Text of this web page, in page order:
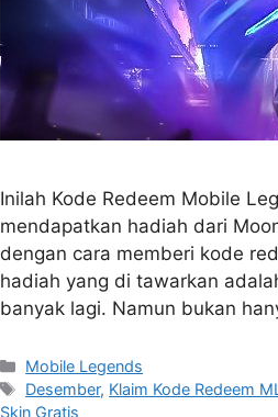
Inilah Kode Redeem Mobile
mendapatkan hadiah dari
dengan cara memberi kode
hadiah yang di tawarkan
banyak lagi. Namun bukan
Categories
Mobile Legends
Tags
Desember, Klaim Kode Redeem
Skin Gratis